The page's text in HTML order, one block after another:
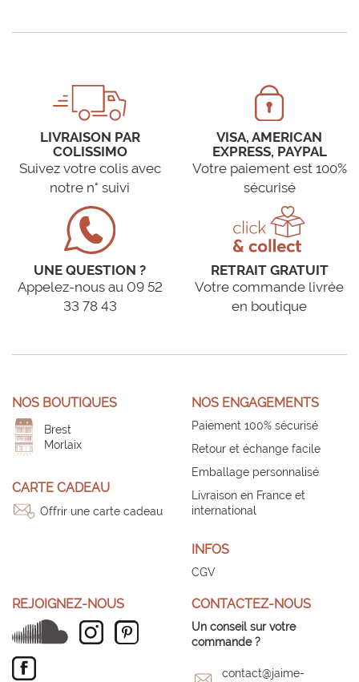
LIVRAISON PAR
COLISSIMO
Suivez votre colis avec
notre n° suivi
VISA, AMERICAN
EXPRESS, PAYPAL
Votre paiement est 100%
sécurisé
UNE QUESTION ?
Appelez-nous au 09 52
33 78 43
RETRAIT GRATUIT
Votre commande livrée
en boutique
NOS BOUTIQUES
Brest
Morlaix
CARTE CADEAU
Offrir une carte cadeau
NOS ENGAGEMENTS
Paiement 100% sécurisé
Retour et échange facile
Emballage personnalisé
Livraison en France et
international
INFOS
CGV
REJOIGNEZ-NOUS CONTACTEZ-NOUS
Un conseil sur votre
commande ?
contact@jaime-